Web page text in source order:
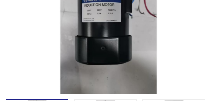
晟邦电机